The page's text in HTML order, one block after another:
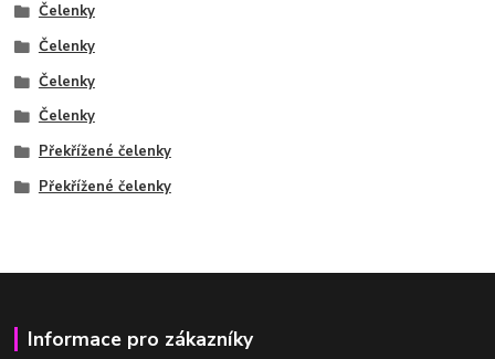
Čelenky
Čelenky
Čelenky
Čelenky
Překřížené čelenky
Překřížené čelenky
Informace pro zákazníky